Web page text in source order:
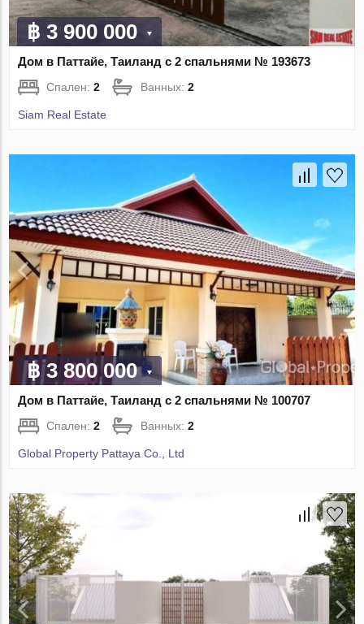
฿ 3 900 000
Дом в Паттайе, Таиланд с 2 спальнями № 193673
Спален:2 Ванных:2
Siam Real Estate
฿ 3 800 000
Дом в Паттайе, Таиланд с 2 спальнями № 100707
Спален:2 Ванных:2
Global Property Pattaya Co., Ltd